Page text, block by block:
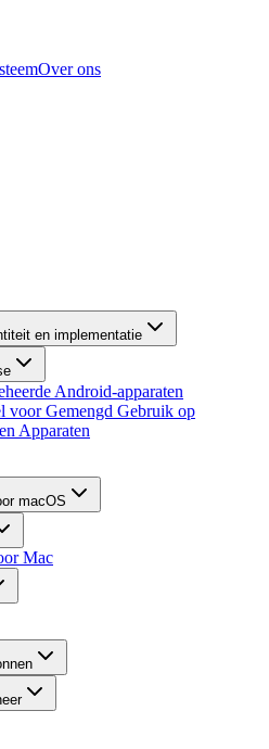
Over ons
en implementatie
Android-apparaten
voor Gemengd Gebruik op
Apparaten
macOS
Mac